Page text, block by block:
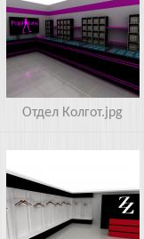
Отдел Колгот.jpg
одежды 2.jpg